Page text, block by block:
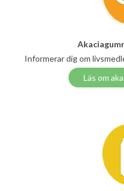
Informerar dig om
Läs om